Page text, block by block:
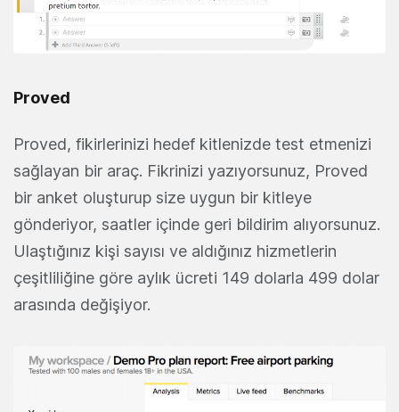
Proved
Proved, fikirlerinizi hedef kitlenizde test etmenizi
sağlayan bir araç. Fikrinizi yazıyorsunuz, Proved
bir anket oluşturup size uygun bir kitleye
gönderiyor, saatler içinde geri bildirim alıyorsunuz.
Ulaştığınız kişi sayısı ve aldığınız hizmetlerin
çeşitliliğine göre aylık ücreti 149 dolarla 499 dolar
arasında değişiyor.